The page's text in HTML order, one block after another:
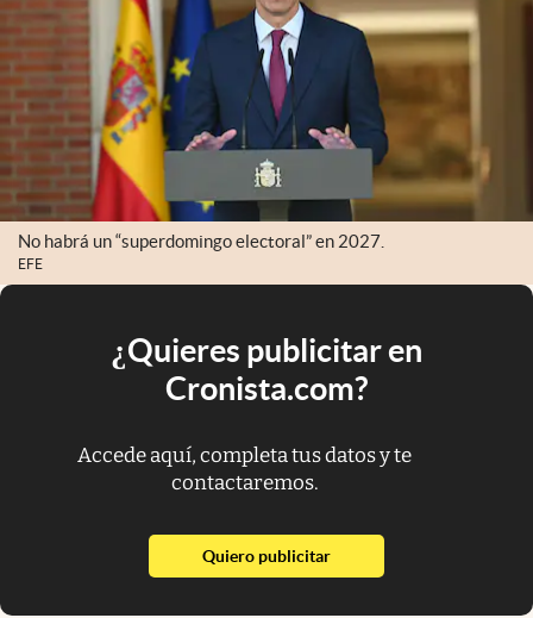
No habrá un “superdomingo electoral” en 2027.
EFE
¿Quieres publicitar en
Cronista.com?
Accede aquí, completa tus datos y te
contactaremos.
Quiero publicitarabre en nueva pestaña